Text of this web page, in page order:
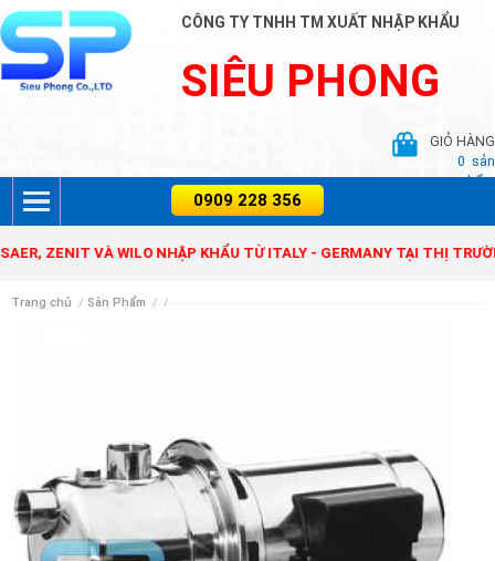
CÔNG TY TNHH TM XUẤT NHẬP KHẨU
SIÊU PHONG
GIỎ HÀNG
0 sản
phẩm
VÀ WILO NHẬP KHẨU TỪ ITALY - GERMANY TẠI THỊ TRƯỜNG
Trang chủ / Sản Phẩm / /